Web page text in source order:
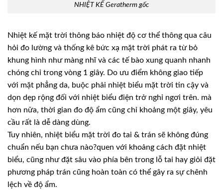
NHIỆT KẾ Geratherm gốc
Nhiệt kế mặt trời thông báo nhiệt độ cơ thể thông qua câu
hỏi đo lường và thống kê bức xạ mặt trời phát ra từ bỏ
khung hình như màng nhĩ và các tế bào xung quanh nhanh
chóng chỉ trong vòng 1 giây. Do ưu điểm không giao tiếp
với mặt phẳng da, buộc phải nhiệt biểu mặt trời tin cậy và
dọn dẹp rộng đối với nhiệt biểu điện trở nghỉ ngơi trên. mà
hơn nữa, thời gian đo độ ẩm cũng chỉ khoảng một giây, yêu
cầu rất là dễ dàng dùng.
Tuy nhiên, nhiệt biểu mặt trời đo tai & trán sẽ không đúng
chuẩn nếu bạn chưa nào?quen với khoảng cách đặt nhiệt
biểu, cũng như đặt sâu vào phía bên trong lỗ tai hay giỏi đặt
phương pháp trán cũng hoàn toàn có thể gây ra sự chênh
lệch về độ ẩm.